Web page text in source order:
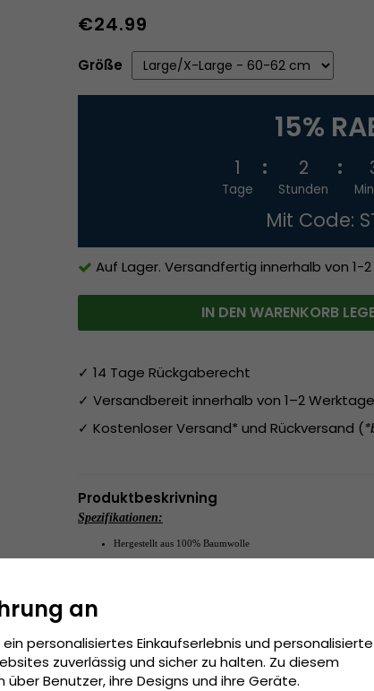
€24.99
Größe
15%
1
Tage
2
Stunden
Mit Code:
Auf Lager. Versandfertig innerhalb von 1-
IN DEN WARENKORB
✓ 14 Tage Rückgaberecht
✓ Versandbereit innerhalb von 1–2
✓ Kostenloser Versand* und Rückversand (
Produktbeskrivning
Spezifikationen:
Hergestellt aus 100% Baumwolle
Small/Medium - 57-59 cm,
an
personalisiertes Einkaufserlebnis und personalisierte
zuverlässig und sicher zu halten. Zu diesem
Benutzer, ihre Designs und ihre Geräte.